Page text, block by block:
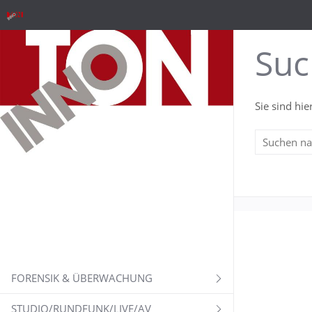
FORENSIK & ÜBERWACHUNG
STUDIO/RUNDFUNK/LIVE/AV
Sie sind